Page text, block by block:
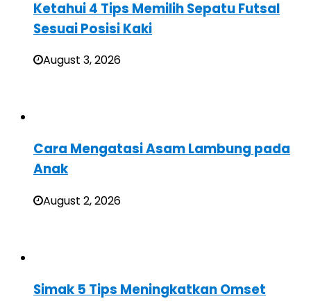
Ketahui 4 Tips Memilih Sepatu Futsal
Sesuai Posisi Kaki
August 3, 2026
Cara Mengatasi Asam Lambung pada
Anak
August 2, 2026
Simak 5 Tips Meningkatkan Omset